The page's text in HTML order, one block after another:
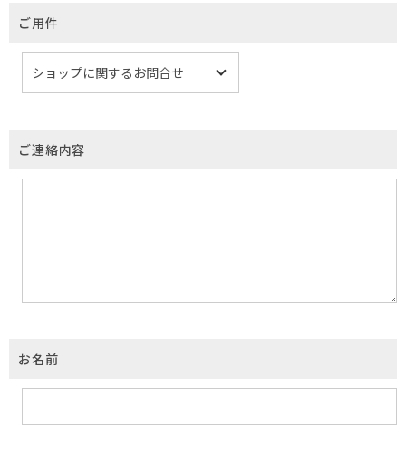
ご用件
ご連絡内容
お名前